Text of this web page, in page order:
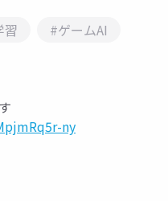
習 #ゲームAI
ny